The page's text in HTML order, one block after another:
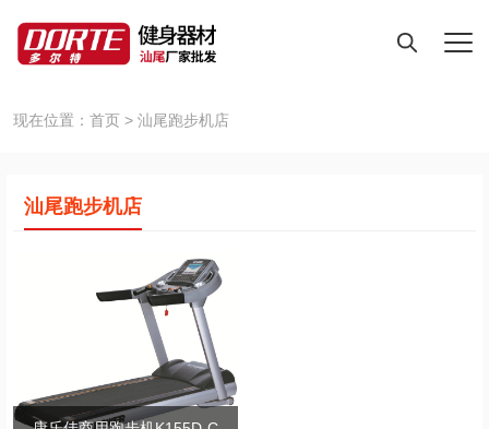
现在位置： 首页 > 汕尾跑步机店
汕尾跑步机店